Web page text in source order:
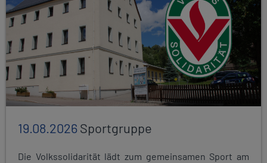
19.08.2026Sportgruppe
Die Volkssolidarität lädt zum gemeinsamen Sport am